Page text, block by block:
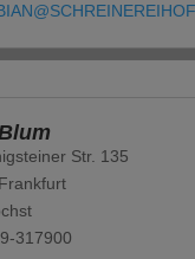
Str. 135
317900